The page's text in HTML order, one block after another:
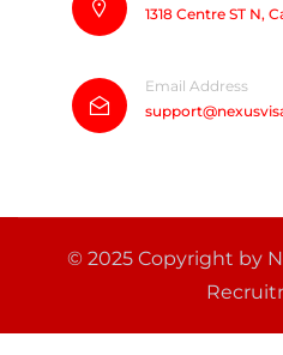
1318 Centre ST N,
Email Address
© 2025 Copyright by